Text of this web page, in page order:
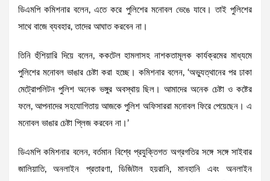
ডিএমপি কমিশনার বলেন, এতে করে পুলিশের মনোবল ভেঙে যাবে। তাই পুলিশের
সাথে বাজে ব্যবহার, তাদের আঘাত করবেন না।
তিনি হুঁশিয়ারি দিয়ে বলেন, ককটেল হামলাসহ নাশকতামূলক কার্যক্রমের মাধ্যমে
পুলিশের মনোবল ভাঙার চেষ্টা করা হচ্ছে। কমিশনার বলেন, ‘অভ্যুত্থানের পর ঢাকা
মেট্রোপলিটন পুলিশ অনেক ভঙ্গুর অবস্থায় ছিল। আমাদের অনেক চেষ্টা ও কষ্টের
ফলে, আপনাদের সহযোগিতায় আজকে পুলিশ অফিসাররা মনোবল ফিরে পেয়েছেন। এ
মনোবল ভাঙার চেষ্টা প্লিজ করবেন না।’
​ডিএমপি কমিশনার বলেন, বর্তমান বিশ্বে প্রযুক্তিগত অগ্রগতির সঙ্গে সঙ্গে সাইবার
জালিয়াতি, অনলাইন প্রতারণা, ডিজিটাল হয়রানি, মানহানি এবং অনলাইন